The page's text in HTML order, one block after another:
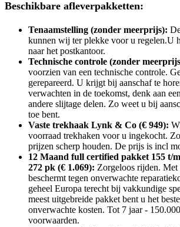
Beschikbare afleverpakketten:
Tenaamstelling (zonder meerprijs):
kunnen wij ter plekke voor u regelen.U
naar het postkantoor.
Technische controle (zonder
voorzien van een technische controle.
gerepareerd. U krijgt bij aanschaf te
verwachten in de toekomst, denk aan
andere slijtage delen. Zo weet u bij
toe bent.
Vaste trekhaak Lynk & Co (€ 949):
voorraad trekhaken voor u ingekocht.
prijzen scherp houden. De prijs is incl
12 Maand full certified pakket 155 t/
272 pk (€ 1.069): Zorgeloos rijden. Met
beschermt tegen onverwachte
geheel Europa terecht bij vakkundige
meest uitgebreide pakket bent u het
onverwachte kosten. Tot 7 jaar -
voorwaarden.